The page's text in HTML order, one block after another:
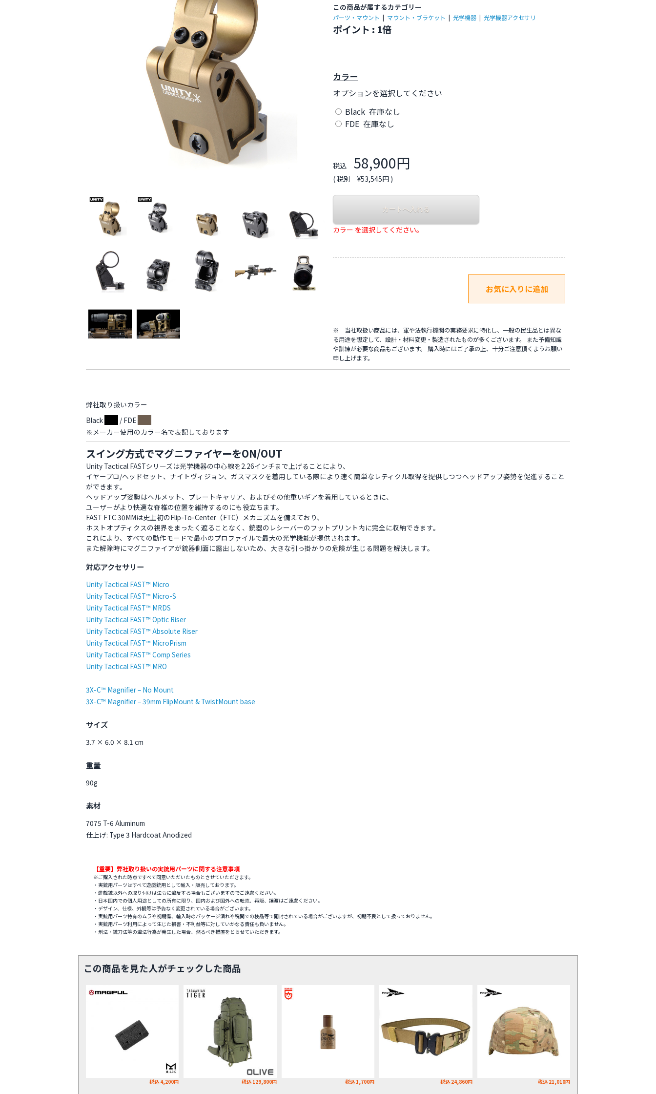
この商品が属するカテゴリー
パーツ・マウント マウント・ブラケット 光学機器 光学機器アクセサリ
ポイント : 1倍
カラー
オプションを選択してください
Black 在庫なし
FDE 在庫なし
税込 58,900円
( 税別 ¥53,545円 )
カラー を選択してください。
※ 当社取扱い商品には、軍や法執行機関の実務要求に特化し、一般の民生品とは異な
る用途を想定して、設計・材料変更・製造されたものが多くございます。 また予備知識
や訓練が必要な商品もございます。 購入時にはご了承の上、十分ご注意頂くようお願い
申し上げます。
弊社取り扱いカラー
Black
/ FDE
※メーカー使用のカラー名で表記しております
スイング方式でマグニファイヤーをON/OUT
Unity Tactical FASTシリーズは光学機器の中心線を2.26インチまで上げることにより、
イヤープロ/ヘッドセット、ナイトヴィジョン、ガスマスクを着用している際により速く簡単なレティクル取得を提供しつつヘッドアップ姿勢を促進すること
ができます。
ヘッドアップ姿勢はヘルメット、プレートキャリア、およびその他重いギアを着用しているときに、
ユーザーがより快適な脊椎の位置を維持するのにも役立ちます。
FAST FTC 30MMは史上初のFlip-To-Center（FTC）メカニズムを備えており、
ホストオプティクスの視界をまったく遮ることなく、銃器のレシーバーのフットプリント内に完全に収納できます。
これにより、すべての動作モードで最小のプロファイルで最大の光学機能が提供されます。
また解除時にマグニファイアが銃器側面に露出しないため、大きな引っ掛かりの危険が生じる問題を解決します。
対応アクセサリー
Unity Tactical FAST™ Micro
Unity Tactical FAST™ Micro-S
Unity Tactical FAST™ MRDS
Unity Tactical FAST™ Optic Riser
Unity Tactical FAST™ Absolute Riser
Unity Tactical FAST™ MicroPrism
Unity Tactical FAST™ Comp Series
Unity Tactical FAST™ MRO
3X-C™ Magnifier – No Mount
3X-C™ Magnifier – 39mm FlipMount & TwistMount base
サイズ
3.7 × 6.0 × 8.1 cm
重量
90g
素材
7075 T-6 Aluminum
仕上げ: Type 3 Hardcoat Anodized
【重要】弊社取り扱いの実銃用パーツに関する注意事項
※ご購入された時点ですべて同意いただいたものとさせていただきます。
・実銃用パーツはすべて遊戯銃用として輸入・販売しております。
・遊戯銃以外への取り付けは法令に違反する場合もございますのでご遠慮ください。
・日本国内での個人用途としての所有に限り、国内および国外への転売、再販、譲渡はご遠慮ください。
・デザイン、仕様、外観等は予告なく変更されている場合がございます。
・実銃用パーツ特有のムラや初期傷、輸入時のパッケージ潰れや税関での検品等で開封されている場合がございますが、初期不良として扱っておりません。
・実銃用パーツ利用によって生じた損害・不利益等に対していかなる責任も負いません。
・刑法・銃刀法等の違法行為が発生した場合、然るべき措置をとらせていただきます。
この商品を見た人がチェックした商品
税込 4,200円 税込 129,800円 税込 1,700円 税込 24,860円 税込 21,010円